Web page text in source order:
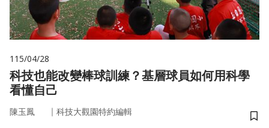
115/04/28
科技也能改變棒球訓練？基層球員如何用科學
看懂自己
陳玉鳳 ｜ 科技大觀園特約編輯
儲